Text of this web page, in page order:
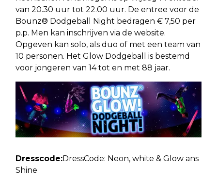
van 20.30 uur tot 22.00 uur. De entree voor de
Bounz® Dodgeball Night bedragen € 7,50 per
p.p. Men kan inschrijven via de website.
Opgeven kan solo, als duo of met een team van
10 personen. Het Glow Dodgeball is bestemd
voor jongeren van 14 tot en met 88 jaar.
Dresscode:DressCode: Neon, white & Glow ans
Shine